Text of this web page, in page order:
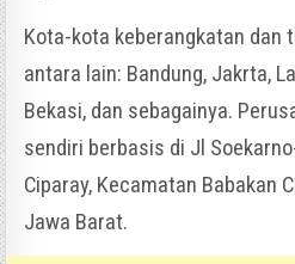
Kota-kota keberangkatan dan
antara lain: Bandung, Jakrta,
Bekasi, dan sebagainya.
sendiri berbasis di Jl
Ciparay, Kecamatan Babakan
Jawa Barat.